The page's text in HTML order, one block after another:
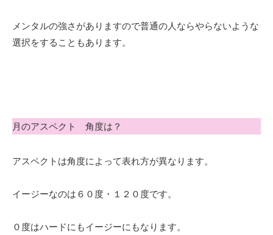
メンタルの強さがありますので普通の人ならやらないような
選択をすることもあります。
月のアスペクト 角度は？
アスペクトは角度によって表れ方が異なります。
イージーなのは６０度・１２０度です。
０度はハードにもイージーにもなります。